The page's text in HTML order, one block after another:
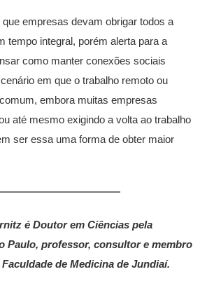
empresas devam obrigar todos a
tempo integral, porém alerta para a
como manter conexões sociais
em que o trabalho remoto ou
embora muitas empresas
até mesmo exigindo a volta ao trabalho
ser essa uma forma de obter maior
é Doutor em Ciências pela
Paulo, professor, consultor e membro
de Medicina de Jundiaí.